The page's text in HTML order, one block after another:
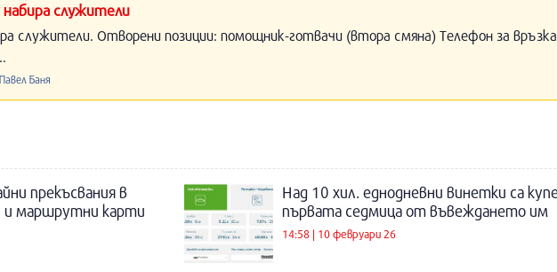
служители
служители. Отворени позиции: помощник-готвачи (втора смяна) Телефон за
Баня
прекъсвания в
и маршрутни карти
Над 10 хил. еднодневни винетки са
първата седмица от въвеждането им
14:58 | 10 февруари 26